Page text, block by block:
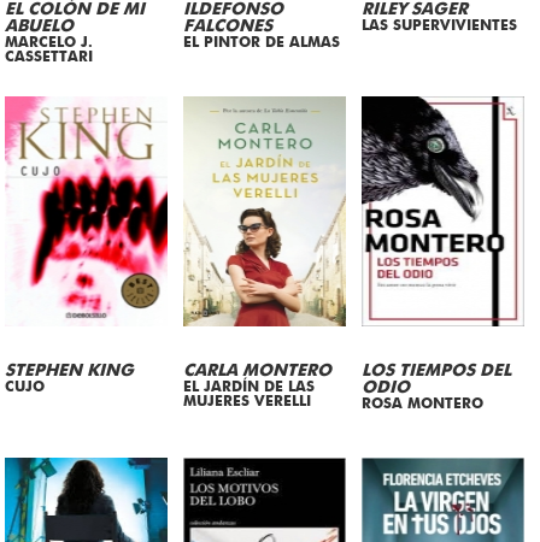
EL COLÓN DE MI
ABUELO
MARCELO J.
CASSETTARI
ILDEFONSO
FALCONES
EL PINTOR DE ALMAS
RILEY SAGER
LAS SUPERVIVIENTES
STEPHEN KING
CUJO
CARLA MONTERO
EL JARDÍN DE LAS
MUJERES VERELLI
LOS TIEMPOS DEL
ODIO
ROSA MONTERO